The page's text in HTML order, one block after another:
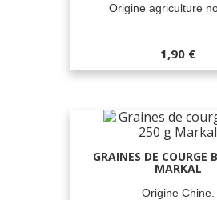
Origine agriculture
1,90 €
GRAINES DE COURGE
MARKAL
Origine Chine.